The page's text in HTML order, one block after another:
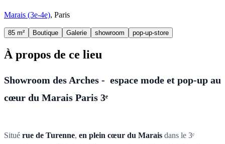
Marais (3e-4e), Paris
85 m² Boutique Galerie showroom pop-up-store
À propos de ce lieu
Showroom des Arches - espace mode et pop-up au
cœur du Marais Paris 3ᵉ
Situé rue de Turenne, en plein cœur du Marais dans le 3ᵉ